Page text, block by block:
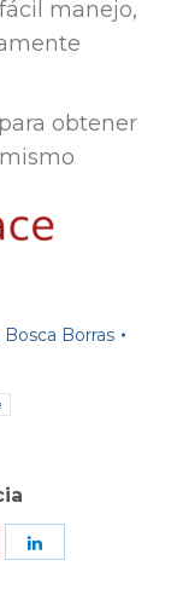
manejo,
obtener
Bosca Borras